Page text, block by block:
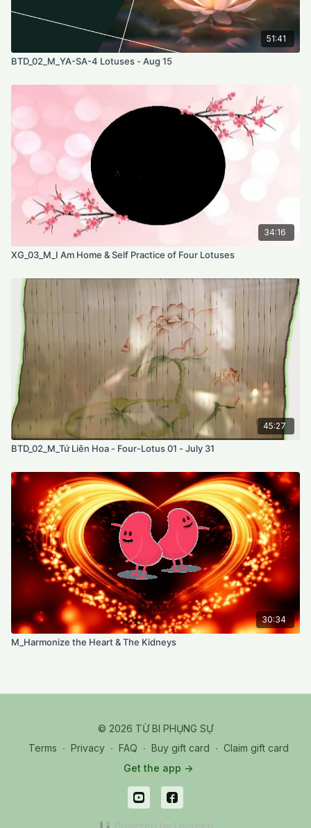
51:41
BTD_02_M_YA-SA-4 Lotuses - Aug 15
34:16
XG_03_M_I Am Home & Self Practice of Four Lotuses
45:27
BTD_02_M_Tứ Liên Hoa - Four-Lotus 01 - July 31
30:34
M_Harmonize the Heart & The Kidneys
© 2026 TỪ BI PHỤNG SỰ
Terms ∙ Privacy ∙ FAQ ∙ Buy gift card ∙ Claim gift card
Get the app ->
Powered by Uscreen